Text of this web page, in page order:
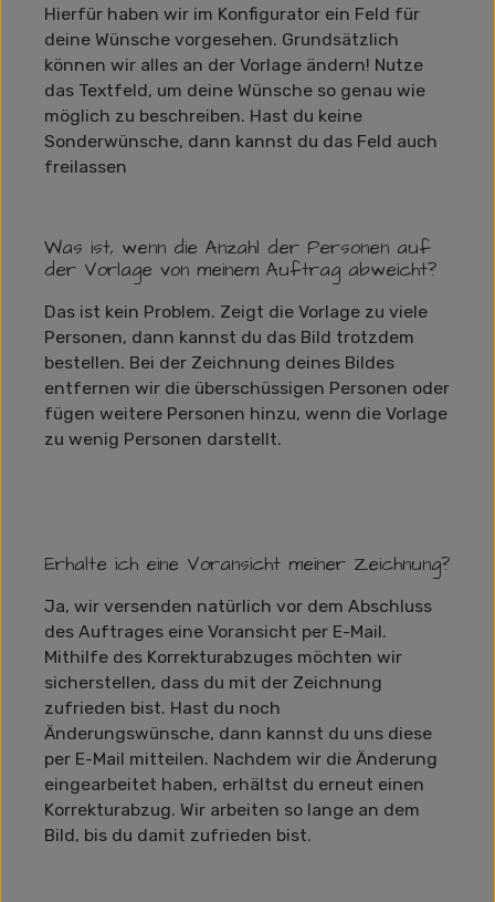
Hierfür haben wir im Konfigurator ein Feld für
deine Wünsche vorgesehen. Grundsätzlich
können wir alles an der Vorlage ändern! Nutze
das Textfeld, um deine Wünsche so genau wie
möglich zu beschreiben. Hast du keine
Sonderwünsche, dann kannst du das Feld auch
freilassen
Was ist, wenn die Anzahl der Personen auf
der Vorlage von meinem Auftrag abweicht?
Das ist kein Problem. Zeigt die Vorlage zu viele
Personen, dann kannst du das Bild trotzdem
bestellen. Bei der Zeichnung deines Bildes
entfernen wir die überschüssigen Personen oder
fügen weitere Personen hinzu, wenn die Vorlage
zu wenig Personen darstellt.
Erhalte ich eine Voransicht meiner Zeichnung?
Ja, wir versenden natürlich vor dem Abschluss
des Auftrages eine Voransicht per E-Mail.
Mithilfe des Korrekturabzuges möchten wir
sicherstellen, dass du mit der Zeichnung
zufrieden bist. Hast du noch
Änderungswünsche, dann kannst du uns diese
per E-Mail mitteilen. Nachdem wir die Änderung
eingearbeitet haben, erhältst du erneut einen
Korrekturabzug. Wir arbeiten so lange an dem
Bild, bis du damit zufrieden bist.